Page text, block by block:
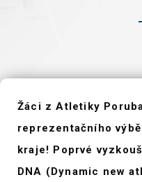
Žáci z Atletiky
reprezentačního
kraje! Poprvé
DNA (Dynamic new